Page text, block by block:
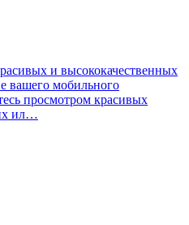
и высококачественных
вашего мобильного
просмотром красивых
ил…